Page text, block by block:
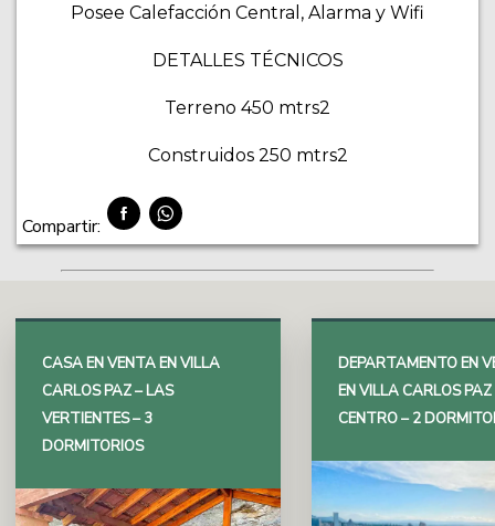
Posee Calefacción Central, Alarma y Wifi
DETALLES TÉCNICOS
Terreno 450 mtrs2
Construidos 250 mtrs2
Compartir:
CASA EN VENTA EN VILLA
CARLOS PAZ – LAS
VERTIENTES – 3
DORMITORIOS
DEPARTAMENTO EN
EN VILLA CARLOS PAZ
CENTRO – 2